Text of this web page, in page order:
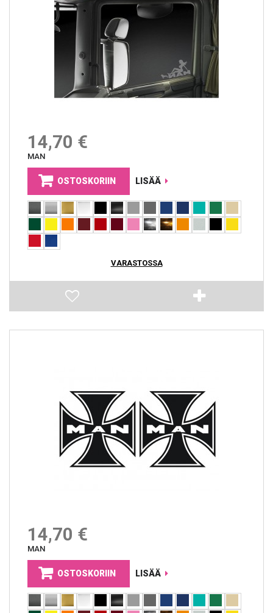
14,70 €
MAN
OSTOSKORIIN LISÄÄ
VARASTOSSA
14,70 €
MAN
OSTOSKORIIN LISÄÄ